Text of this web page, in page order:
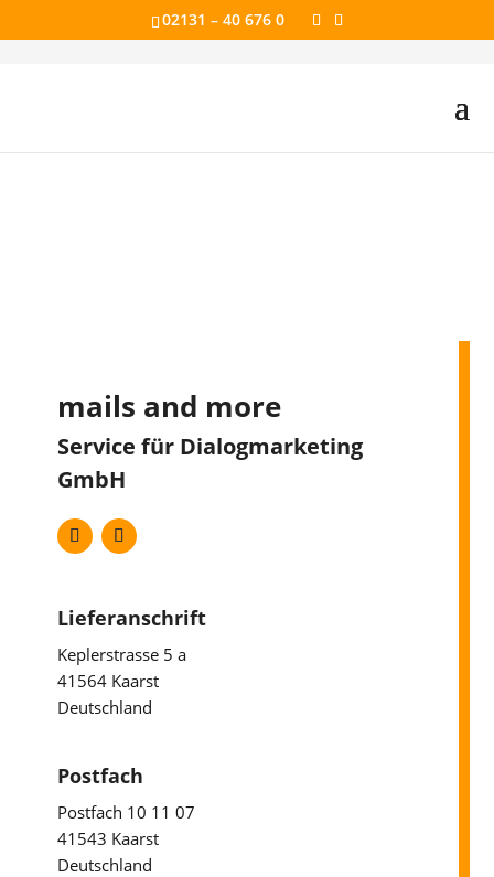
02131 – 40 676 0
mails and more
Service für Dialogmarketing
GmbH
Lieferanschrift
Keplerstrasse 5 a
41564 Kaarst
Deutschland
Postfach
Postfach 10 11 07
41543 Kaarst
Deutschland